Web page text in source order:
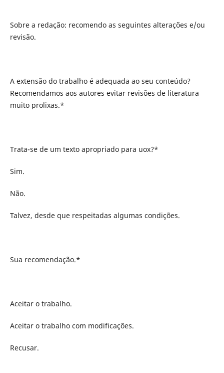
Sobre a redação: recomendo as seguintes alterações e/ou
revisão.
A extensão do trabalho é adequada ao seu conteúdo?
Recomendamos aos autores evitar revisões de literatura
muito prolixas.*
Trata-se de um texto apropriado para uox?*
Sim.
Não.
Talvez, desde que respeitadas algumas condições.
Sua recomendação.*
Aceitar o trabalho.
Aceitar o trabalho com modificações.
Recusar.